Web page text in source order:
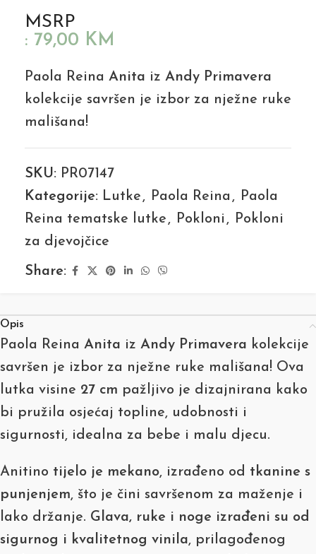
MSRP
: 79,00 KM
Paola Reina Anita iz Andy Primavera
kolekcije savršen je izbor za nježne ruke
mališana!
SKU: PR07147
Kategorije: Lutke , Paola Reina , Paola
Reina tematske lutke , Pokloni , Pokloni
za djevojčice
Share:
Opis
Paola Reina Anita iz Andy Primavera kolekcije
savršen je izbor za nježne ruke mališana! Ova
lutka visine 27 cm pažljivo je dizajnirana kako
bi pružila osjećaj topline, udobnosti i
sigurnosti, idealna za bebe i malu djecu.
Anitino tijelo je mekano, izrađeno od tkanine s
punjenjem, što je čini savršenom za maženje i
lako držanje. Glava, ruke i noge izrađeni su od
sigurnog i kvalitetnog vinila, prilagođenog